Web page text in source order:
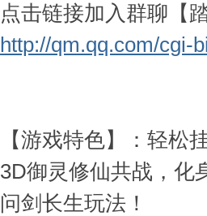
点击链接加入群聊【
http://qm.qq.com/cgi-
【游戏特色】：轻松
3D御灵修仙共战，化
问剑长生玩法！